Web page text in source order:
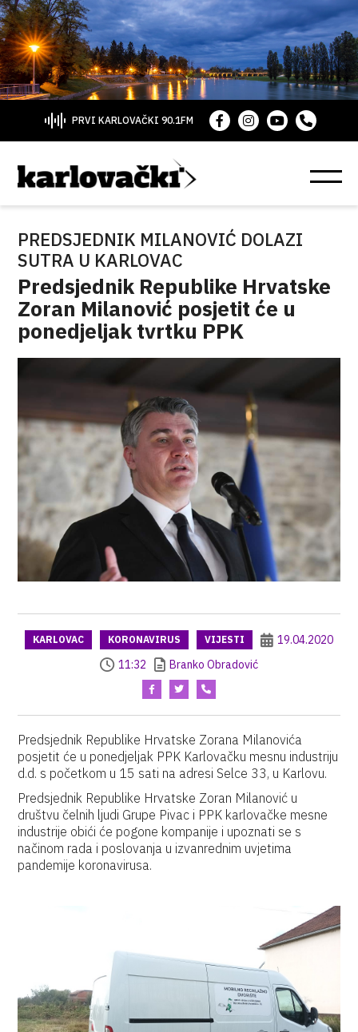
PRVI KARLOVAČKI 90.1FM
PREDSJEDNIK MILANOVIĆ DOLAZI
SUTRA U KARLOVAC
Predsjednik Republike Hrvatske
Zoran Milanović posjetit će u
ponedjeljak tvrtku PPK
KARLOVAC KORONAVIRUS VIJESTI
19.04.2020
11:32
Branko Obradović
Predsjednik Republike Hrvatske Zorana Milanovića
posjetit će u ponedjeljak PPK Karlovačku mesnu industriju
d.d. s početkom u 15 sati na adresi Selce 33, u Karlovu.
Predsjednik Republike Hrvatske Zoran Milanović u
društvu čelnih ljudi Grupe Pivac i PPK karlovačke mesne
industrije obići će pogone kompanije i upoznati se s
načinom rada i poslovanja u izvanrednim uvjetima
pandemije koronavirusa.